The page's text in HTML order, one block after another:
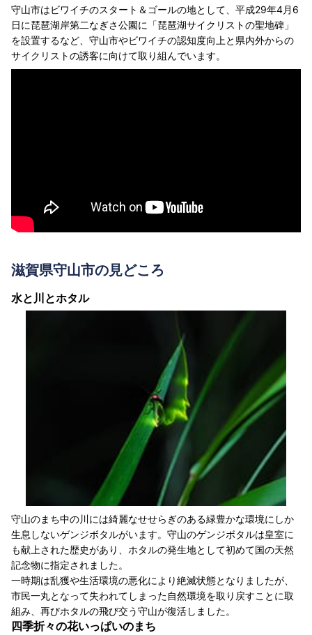
守山市はビワイチのスタート＆ゴールの地として、平成29年4月6
日に琵琶湖岸第二なぎさ公園に「琵琶湖サイクリストの聖地碑」
を設置するなど、守山市やビワイチの認知度向上と県内外からの
サイクリストの誘客に向けて取り組んでいます。
滋賀県守山市の見どころ
水と川とホタル
守山のまち中の川には綺麗なせせらぎのある緑豊かな環境にしか
生息しないゲンジボタルがいます。守山のゲンジボタルは皇室に
も献上された歴史があり、ホタルの発生地として初めて国の天然
記念物に指定されました。
一時期は乱獲や生活環境の悪化により絶滅状態となりましたが、
市民一丸となって失われてしまった自然環境を取り戻すことに取
組み、再びホタルの飛び交う守山が復活しました。
四季折々の花いっぱいのまち